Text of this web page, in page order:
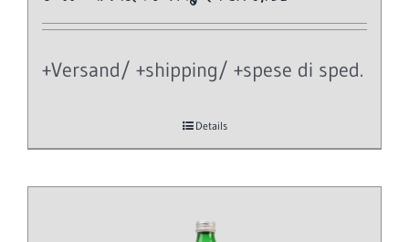
+Versand/ +shipping/ +spese di sped.
Details